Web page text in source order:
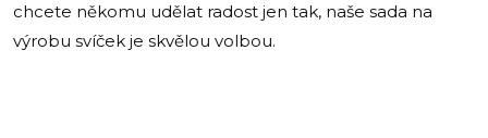
chcete někomu udělat radost jen tak, naše sada na
výrobu svíček je skvělou volbou.